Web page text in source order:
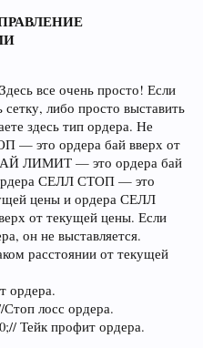
все очень просто! Если
либо просто выставить
здесь тип ордера. Не
— это ордера бай вверх от
ЛИМИТ — это ордера бай
СЕЛЛ СТОП — это
цены и ордера СЕЛЛ
от текущей цены. Если
он не выставляется.
расстоянии от текущей
ордера.
лосс ордера.
Тейк профит ордера.